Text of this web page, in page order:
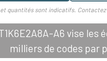
quantités sont indicatifs.
A6 vise les
milliers de codes par